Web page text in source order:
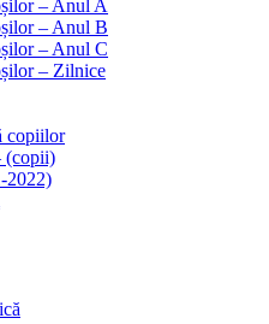
– Anul A
– Anul B
– Anul C
– Zilnice
copiilor
(copii)
2022)